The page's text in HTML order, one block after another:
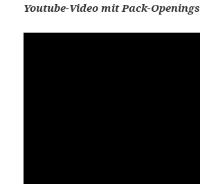
Youtube-Video mit Pack-Openings